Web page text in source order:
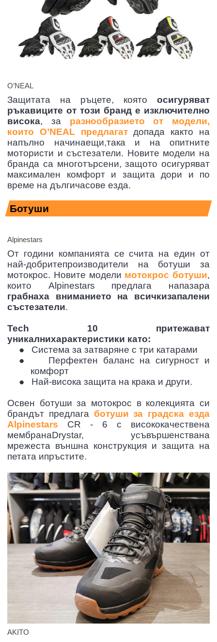
O’NEAL
Защитата на ръцете, която осигуряват
ръкавиците от този бранд е изключително
висока, за разнообразието от модели,
които O’NEAL предлагатдопада както на
напълно начинаещи,така и на опитните
мотористи и състезатели. Новите модели на
бранда са многотърсени, защото осигуряват
максимален комфорт и защита дори и по
време на дългичасове езда.
Ботуши
Alpinestars
От години компанията се счита на един от
най-добритепроизводители на ботуши за
мотокрос. Новите модели мотокрос ботуши,
които Alpinestars предлага напазара
грабнаха вниманието на всичкизапалени
състезатели.
Tech 10 притежават
уникалнихарактеристики като:
●
Система за затваряне с три катарами
●
Перфектен баланс на сигурност и
комфорт
●
Най-висока защита на крака и други.
Освен ботуши за мотокрос в колекцията си
брандът предлага ботуши за градска езда
Alpinestars CR - 6 с висококачествена
мембранаDrystar, усъвършенствана
мрежеста външна конструкция и защита на
петата ипръстите.
AKITO